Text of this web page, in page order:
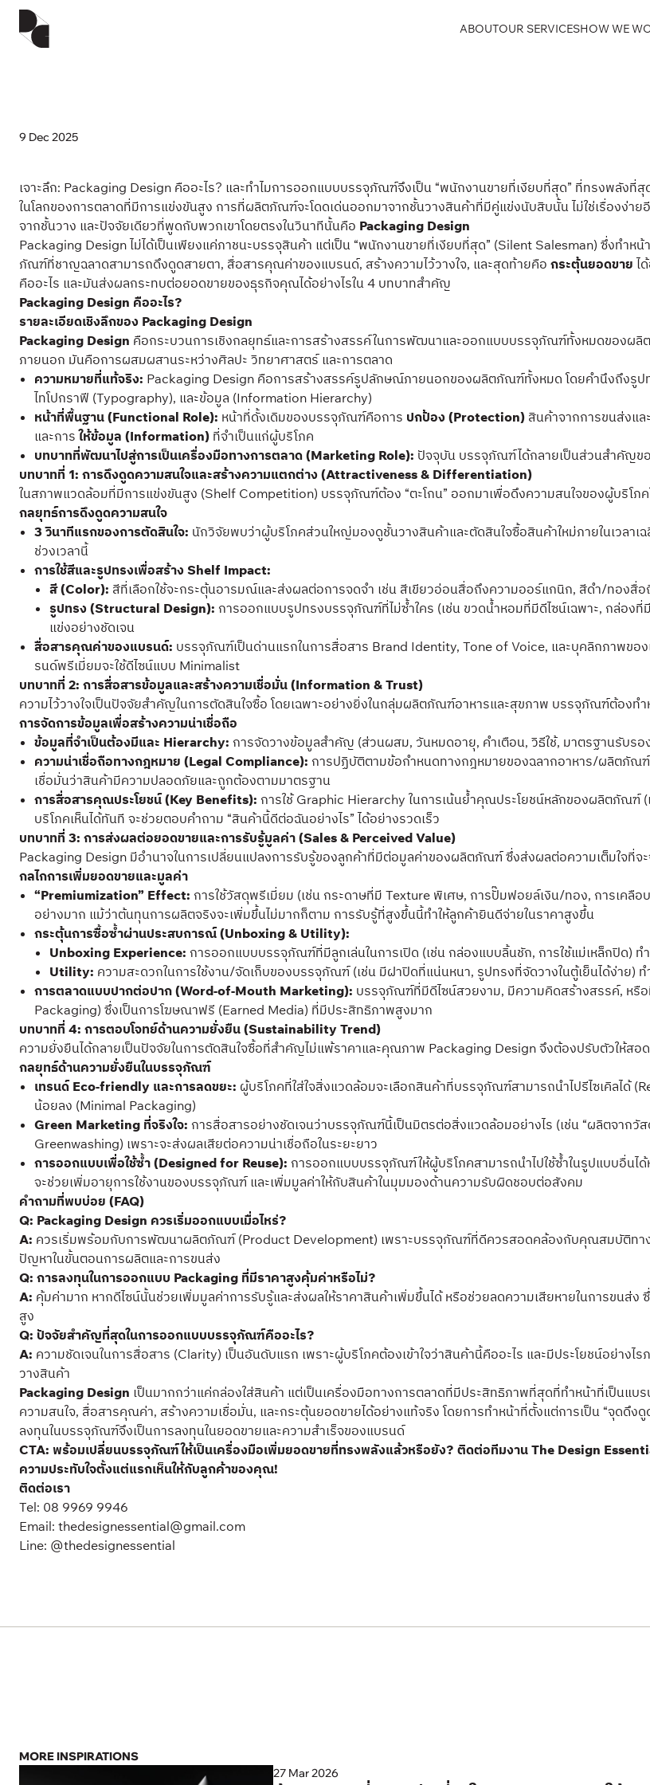
ABOUTOUR SERVICESHOW WE
9 Dec 2025
เจาะลึก: Packaging Design คืออะไร? และทำไมการออกแบบบรรจุภัณฑ์จึงเป็น “พนักงานขายที่เงียบที่สุด” ที่ทรงพลังที่
ในโลกของการตลาดที่มีการแข่งขันสูง การที่ผลิตภัณฑ์จะโดดเด่นออกมาจากชั้นวางสินค้าที่มีคู่แข่งนับสิบนั้น ไม่ใช่เรื่องง่าย
จากชั้นวาง และปัจจัยเดียวที่พูดกับพวกเขาโดยตรงในวินาทีนั้นคือ Packaging Design
Packaging Design ไม่ได้เป็นเพียงแค่ภาชนะบรรจุสินค้า แต่เป็น “พนักงานขายที่เงียบที่สุด” (Silent Salesman) ซึ่งท
ภัณฑ์ที่ชาญฉลาดสามารถดึงดูดสายตา, สื่อสารคุณค่าของแบรนด์, สร้างความไว้วางใจ, และสุดท้ายคือ กระตุ้นยอดขาย ไ
คืออะไร และมันส่งผลกระทบต่อยอดขายของธุรกิจคุณได้อย่างไรใน 4 บทบาทสำคัญ
Packaging Design คืออะไร?
รายละเอียดเชิงลึกของ Packaging Design
Packaging Design คือกระบวนการเชิงกลยุทธ์และการสร้างสรรค์ในการพัฒนาและออกแบบบรรจุภัณฑ์ทั้งหมดของผ
ภายนอก มันคือการผสมผสานระหว่างศิลปะ วิทยาศาสตร์ และการตลาด
ความหมายที่แท้จริง: Packaging Design คือการสร้างสรรค์รูปลักษณ์ภายนอกของผลิตภัณฑ์ทั้งหมด โดยคำนึงถึงรู
ไทโปกราฟี (Typography), และข้อมูล (Information Hierarchy)
หน้าที่พื้นฐาน (Functional Role): หน้าที่ดั้งเดิมของบรรจุภัณฑ์คือการ ปกป้อง (Protection) สินค้าจากการขนส่งแล
และการให้ข้อมูล (Information) ที่จำเป็นแก่ผู้บริโภค
บทบาทที่พัฒนาไปสู่การเป็นเครื่องมือทางการตลาด (Marketing Role): ปัจจุบัน บรรจุภัณฑ์ได้กลายเป็นส่วนสำคัญข
บทบาทที่ 1: การดึงดูดความสนใจและสร้างความแตกต่าง (Attractiveness & Differentiation)
ในสภาพแวดล้อมที่มีการแข่งขันสูง (Shelf Competition) บรรจุภัณฑ์ต้อง “ตะโกน” ออกมาเพื่อดึงความสนใจของผู้บริโภค
กลยุทธ์การดึงดูดความสนใจ
3 วินาทีแรกของการตัดสินใจ: นักวิจัยพบว่าผู้บริโภคส่วนใหญ่มองดูชั้นวางสินค้าและตัดสินใจซื้อสินค้าใหม่ภายในเวลาเ
ช่วงเวลานี้
การใช้สีและรูปทรงเพื่อสร้าง Shelf Impact:
สี (Color): สีที่เลือกใช้จะกระตุ้นอารมณ์และส่งผลต่อการจดจำ เช่น สีเขียวอ่อนสื่อถึงความออร์แกนิก, สีดำ/ทองสื่อ
รูปทรง (Structural Design): การออกแบบรูปทรงบรรจุภัณฑ์ที่ไม่ซ้ำใคร (เช่น ขวดน้ำหอมที่มีดีไซน์เฉพาะ, กล่อง
แข่งอย่างชัดเจน
สื่อสารคุณค่าของแบรนด์: บรรจุภัณฑ์เป็นด่านแรกในการสื่อสาร Brand Identity, Tone of Voice, และบุคลิกภาพขอ
รนด์พรีเมี่ยมจะใช้ดีไซน์แบบ Minimalist
บทบาทที่ 2: การสื่อสารข้อมูลและสร้างความเชื่อมั่น (Information & Trust)
ความไว้วางใจเป็นปัจจัยสำคัญในการตัดสินใจซื้อ โดยเฉพาะอย่างยิ่งในกลุ่มผลิตภัณฑ์อาหารและสุขภาพ บรรจุภัณฑ์ต้องท
การจัดการข้อมูลเพื่อสร้างความน่าเชื่อถือ
ข้อมูลที่จำเป็นต้องมีและ Hierarchy: การจัดวางข้อมูลสำคัญ (ส่วนผสม, วันหมดอายุ, คำเตือน, วิธีใช้, มาตรฐานรับรอ
ความน่าเชื่อถือทางกฎหมาย (Legal Compliance): การปฏิบัติตามข้อกำหนดทางกฎหมายของฉลากอาหาร/ผลิตภัณ
เชื่อมั่นว่าสินค้ามีความปลอดภัยและถูกต้องตามมาตรฐาน
การสื่อสารคุณประโยชน์ (Key Benefits): การใช้ Graphic Hierarchy ในการเน้นย้ำคุณประโยชน์หลักของผลิตภัณฑ์ (
บริโภคเห็นได้ทันที จะช่วยตอบคำถาม “สินค้านี้ดีต่อฉันอย่างไร” ได้อย่างรวดเร็ว
บทบาทที่ 3: การส่งผลต่อยอดขายและการรับรู้มูลค่า (Sales & Perceived Value)
Packaging Design มีอำนาจในการเปลี่ยนแปลงการรับรู้ของลูกค้าที่มีต่อมูลค่าของผลิตภัณฑ์ ซึ่งส่งผลต่อความเต็มใจที่จ
กลไกการเพิ่มยอดขายและมูลค่า
“Premiumization” Effect: การใช้วัสดุพรีเมี่ยม (เช่น กระดาษที่มี Texture พิเศษ, การปั๊มฟอยล์เงิน/ทอง, การเคลื
อย่างมาก แม้ว่าต้นทุนการผลิตจริงจะเพิ่มขึ้นไม่มากก็ตาม การรับรู้ที่สูงขึ้นนี้ทำให้ลูกค้ายินดีจ่ายในราคาสูงขึ้น
กระตุ้นการซื้อซ้ำผ่านประสบการณ์ (Unboxing & Utility):
Unboxing Experience: การออกแบบบรรจุภัณฑ์ที่มีลูกเล่นในการเปิด (เช่น กล่องแบบลิ้นชัก, การใช้แม่เหล็กปิด) ท
Utility: ความสะดวกในการใช้งาน/จัดเก็บของบรรจุภัณฑ์ (เช่น มีฝาปิดที่แน่นหนา, รูปทรงที่จัดวางในตู้เย็นได้ง่าย)
การตลาดแบบปากต่อปาก (Word-of-Mouth Marketing): บรรจุภัณฑ์ที่มีดีไซน์สวยงาม, มีความคิดสร้างสรรค์, ห
Packaging) ซึ่งเป็นการโฆษณาฟรี (Earned Media) ที่มีประสิทธิภาพสูงมาก
บทบาทที่ 4: การตอบโจทย์ด้านความยั่งยืน (Sustainability Trend)
ความยั่งยืนได้กลายเป็นปัจจัยในการตัดสินใจซื้อที่สำคัญไม่แพ้ราคาและคุณภาพ Packaging Design จึงต้องปรับตัวให้ส
กลยุทธ์ด้านความยั่งยืนในบรรจุภัณฑ์
เทรนด์ Eco-friendly และการลดขยะ: ผู้บริโภคที่ใส่ใจสิ่งแวดล้อมจะเลือกสินค้าที่บรรจุภัณฑ์สามารถนำไปรีไซเคิลไ
น้อยลง (Minimal Packaging)
Green Marketing ที่จริงใจ: การสื่อสารอย่างชัดเจนว่าบรรจุภัณฑ์นี้เป็นมิตรต่อสิ่งแวดล้อมอย่างไร (เช่น “ผลิตจากวั
Greenwashing) เพราะจะส่งผลเสียต่อความน่าเชื่อถือในระยะยาว
การออกแบบเพื่อใช้ซ้ำ (Designed for Reuse): การออกแบบบรรจุภัณฑ์ให้ผู้บริโภคสามารถนำไปใช้ซ้ำในรูปแบบอื่นไ
จะช่วยเพิ่มอายุการใช้งานของบรรจุภัณฑ์ และเพิ่มมูลค่าให้กับสินค้าในมุมมองด้านความรับผิดชอบต่อสังคม
คำถามที่พบบ่อย (FAQ)
Q: Packaging Design ควรเริ่มออกแบบเมื่อไหร่?
A: ควรเริ่มพร้อมกับการพัฒนาผลิตภัณฑ์ (Product Development) เพราะบรรจุภัณฑ์ที่ดีควรสอดคล้องกับคุณสมบัติท
ปัญหาในขั้นตอนการผลิตและการขนส่ง
Q: การลงทุนในการออกแบบ Packaging ที่มีราคาสูงคุ้มค่าหรือไม่?
A: คุ้มค่ามาก หากดีไซน์นั้นช่วยเพิ่มมูลค่าการรับรู้และส่งผลให้ราคาสินค้าเพิ่มขึ้นได้ หรือช่วยลดความเสียหายในการขนส่ง
สูง
Q: ปัจจัยสำคัญที่สุดในการออกแบบบรรจุภัณฑ์คืออะไร?
A: ความชัดเจนในการสื่อสาร (Clarity) เป็นอันดับแรก เพราะผู้บริโภคต้องเข้าใจว่าสินค้านี้คืออะไร และมีประโยชน์อย่า
วางสินค้า
Packaging Design เป็นมากกว่าแค่กล่องใส่สินค้า แต่เป็นเครื่องมือทางการตลาดที่มีประสิทธิภาพที่สุดที่ทำหน้าที่เป็น
ความสนใจ, สื่อสารคุณค่า, สร้างความเชื่อมั่น, และกระตุ้นยอดขายได้อย่างแท้จริง โดยการทำหน้าที่ตั้งแต่การเป็น “จุดดึง
ลงทุนในบรรจุภัณฑ์จึงเป็นการลงทุนในยอดขายและความสำเร็จของแบรนด์
CTA: พร้อมเปลี่ยนบรรจุภัณฑ์ให้เป็นเครื่องมือเพิ่มยอดขายที่ทรงพลังแล้วหรือยัง? ติดต่อทีมงาน The Design
ความประทับใจตั้งแต่แรกเห็นให้กับลูกค้าของคุณ!
ติดต่อเรา
Tel: 08 9969 9946
Email: thedesignessential@gmail.com
Line: @thedesignessential
MORE INSPIRATIONS
27 Mar 2026